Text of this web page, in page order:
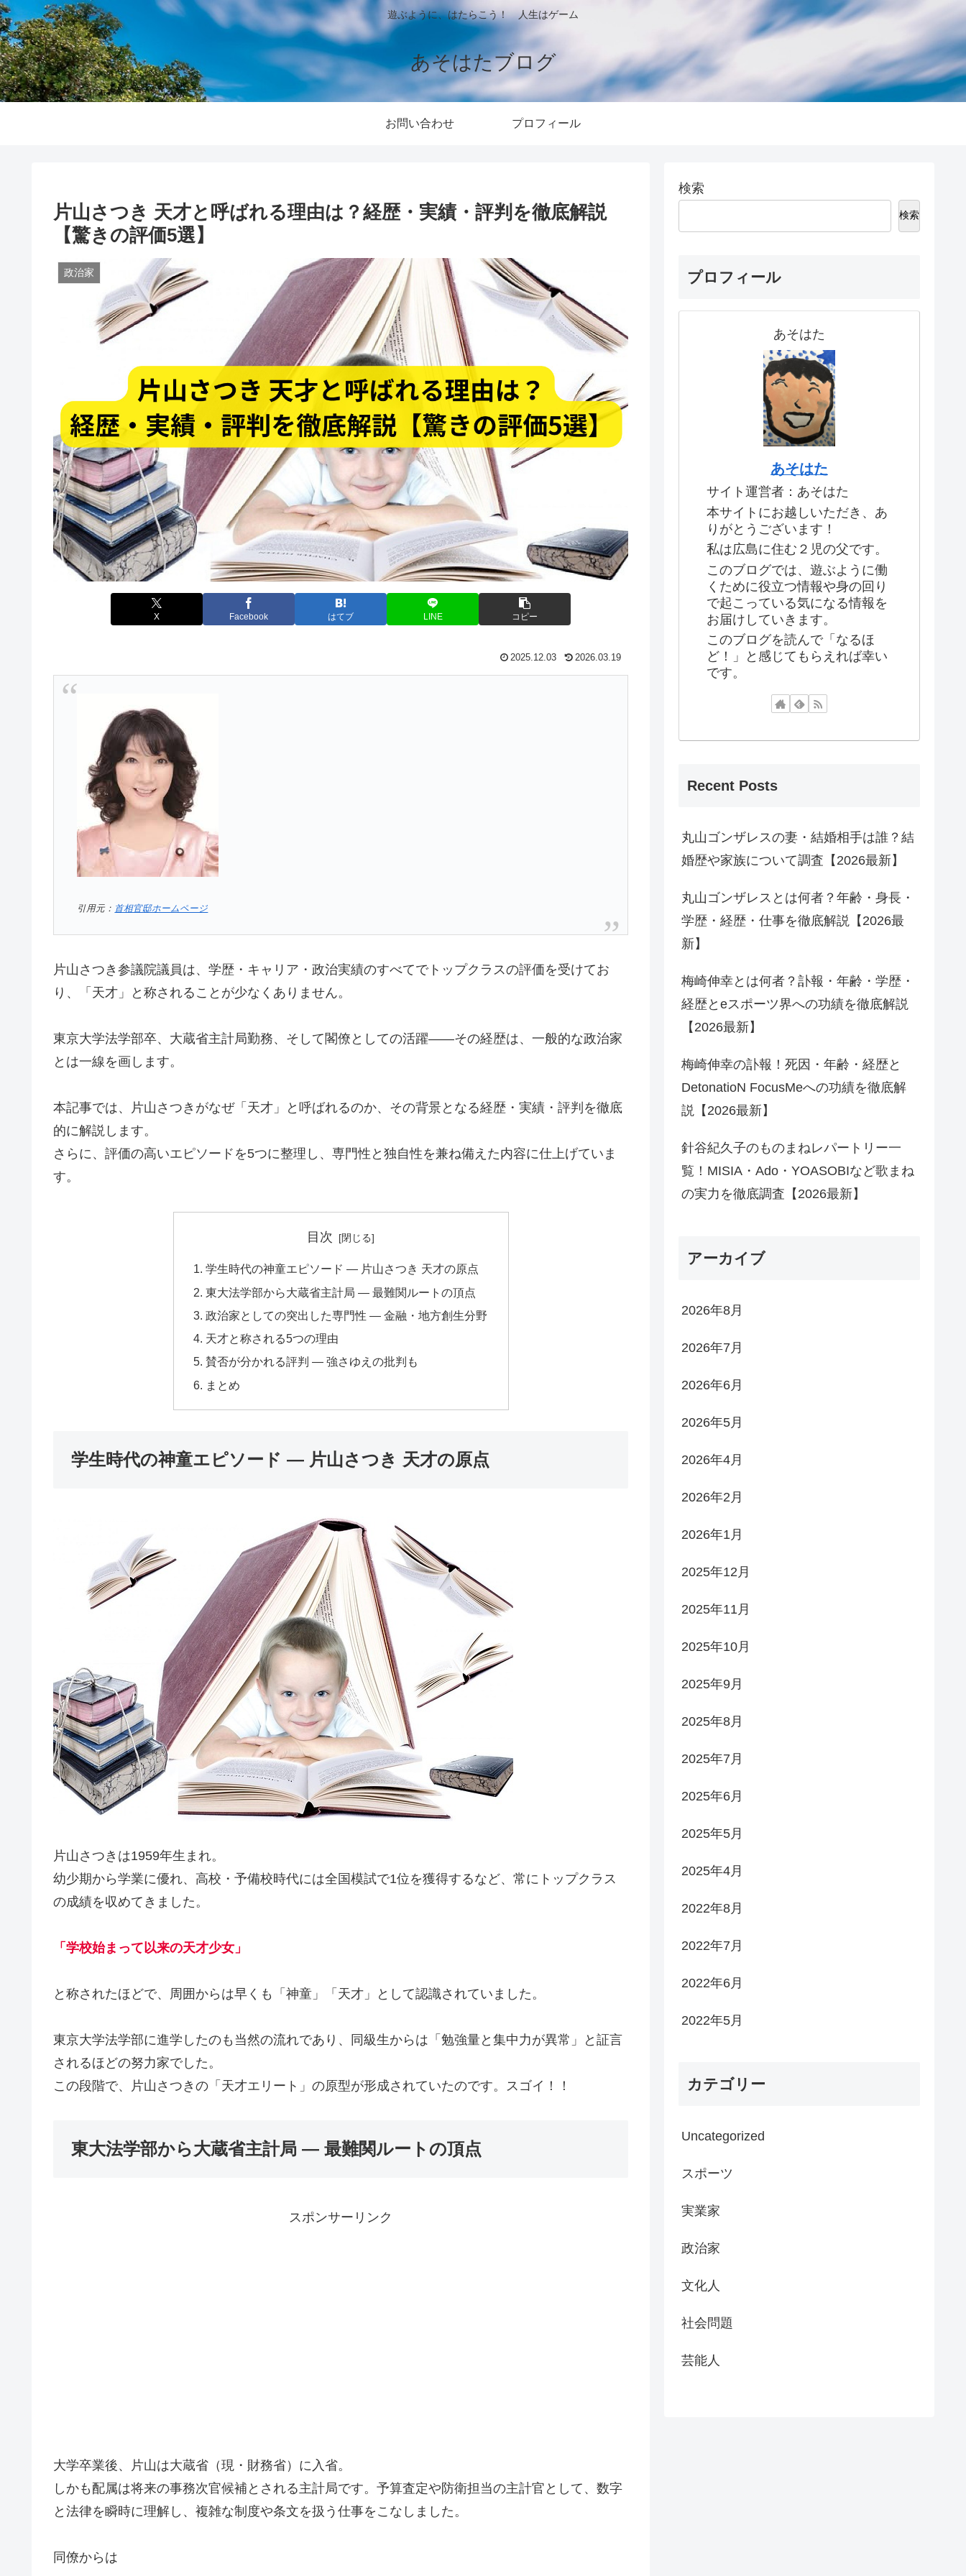
遊ぶように、はたらこう！ 人生はゲーム
あそはたブログ
お問い合わせ プロフィール
片山さつき 天才と呼ばれる理由は？経歴・実績・評判を徹底解説
【驚きの評価5選】
政治家
X Facebook はてブ LINE コピー
2025.12.03 2026.03.19
引用元： 首相官邸ホームページ
片山さつき参議院議員は、学歴・キャリア・政治実績のすべてでトップクラスの評価を受けてお
り、「天才」と称されることが少なくありません。
東京大学法学部卒、大蔵省主計局勤務、そして閣僚としての活躍――その経歴は、一般的な政治家
とは一線を画します。
本記事では、片山さつきがなぜ「天才」と呼ばれるのか、その背景となる経歴・実績・評判を徹底
的に解説します。
さらに、評価の高いエピソードを5つに整理し、専門性と独自性を兼ね備えた内容に仕上げていま
す。
目次
学生時代の神童エピソード ― 片山さつき 天才の原点
東大法学部から大蔵省主計局 ― 最難関ルートの頂点
政治家としての突出した専門性 ― 金融・地方創生分野
天才と称される5つの理由
賛否が分かれる評判 ― 強さゆえの批判も
まとめ
学生時代の神童エピソード ― 片山さつき 天才の原点
片山さつきは1959年生まれ。
幼少期から学業に優れ、高校・予備校時代には全国模試で1位を獲得するなど、常にトップクラス
の成績を収めてきました。
「学校始まって以来の天才少女」
と称されたほどで、周囲からは早くも「神童」「天才」として認識されていました。
東京大学法学部に進学したのも当然の流れであり、同級生からは「勉強量と集中力が異常」と証言
されるほどの努力家でした。
この段階で、片山さつきの「天才エリート」の原型が形成されていたのです。スゴイ！！
東大法学部から大蔵省主計局 ― 最難関ルートの頂点
スポンサーリンク
大学卒業後、片山は大蔵省（現・財務省）に入省。
しかも配属は将来の事務次官候補とされる主計局です。予算査定や防衛担当の主計官として、数字
と法律を瞬時に理解し、複雑な制度や条文を扱う仕事をこなしました。
同僚からは
検索
検索
プロフィール
あそはた
あそはた
サイト運営者：あそはた
本サイトにお越しいただき、あ
りがとうございます！
私は広島に住む２児の父です。
このブログでは、遊ぶように働
くために役立つ情報や身の回り
で起こっている気になる情報を
お届けしていきます。
このブログを読んで「なるほ
ど！」と感じてもらえれば幸い
です。
Recent Posts
丸山ゴンザレスの妻・結婚相手は誰？結
婚歴や家族について調査【2026最新】
丸山ゴンザレスとは何者？年齢・身長・
学歴・経歴・仕事を徹底解説【2026最
新】
梅崎伸幸とは何者？訃報・年齢・学歴・
経歴とeスポーツ界への功績を徹底解説
【2026最新】
梅崎伸幸の訃報！死因・年齢・経歴と
DetonatioN FocusMeへの功績を徹底解
説【2026最新】
針谷紀久子のものまねレパートリー一
覧！MISIA・Ado・YOASOBIなど歌まね
の実力を徹底調査【2026最新】
アーカイブ
2026年8月
2026年7月
2026年6月
2026年5月
2026年4月
2026年2月
2026年1月
2025年12月
2025年11月
2025年10月
2025年9月
2025年8月
2025年7月
2025年6月
2025年5月
2025年4月
2022年8月
2022年7月
2022年6月
2022年5月
カテゴリー
Uncategorized
スポーツ
実業家
政治家
文化人
社会問題
芸能人